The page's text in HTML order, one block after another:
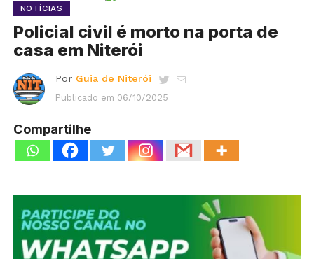
NOTÍCIAS
Policial civil é morto na porta de
casa em Niterói
Por Guia de Niterói
Publicado em 06/10/2025
Compartilhe